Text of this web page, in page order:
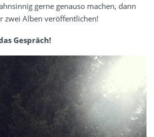
gerne genauso machen, dann
zwei Alben veröffentlichen!
Gespräch!